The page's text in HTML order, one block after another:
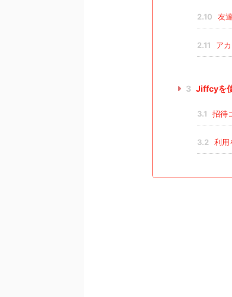
2.10 友
2.11 ア
3 Jiffcyを
3.1 招待
3.2 利用